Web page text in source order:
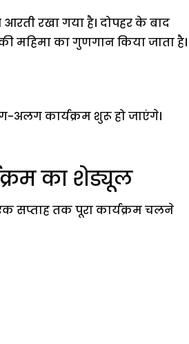
रखा गया है। दोपहर के बाद
महिमा का गुणगान किया जाता है।
अलग कार्यक्रम शुरू हो जाएंगे।
का शेड्यूल
सप्ताह तक पूरा कार्यक्रम चलने